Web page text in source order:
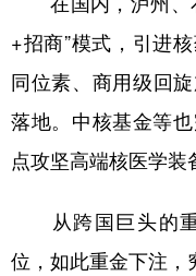
+招商”模式，引进
同位素、商用级回
落地。中核基金等
点攻坚高端核医学装
从跨国巨头的重
位，如此重金下注，